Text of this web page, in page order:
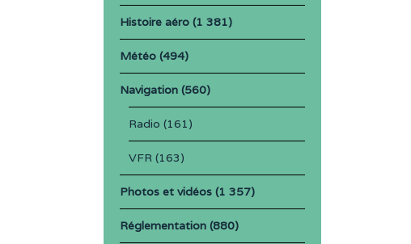
Histoire aéro(1 381)
Météo(494)
Navigation(560)
Radio (161)
VFR (163)
Photos et vidéos(1 357)
Réglementation(880)